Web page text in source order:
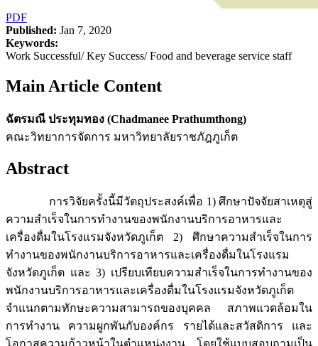
PDF
Published: Jan 7, 2020
Keywords:
Work Successful/ Key Success/ Food and beverage service staff
Main Article Content
ฉัตรมณี ประทุมทอง (Chadmanee Prathumthong)
คณะวิทยาการจัดการ มหาวิทยาลัยราชภัฎภูเก็ต
Abstract
การวิจัยครั้งนี้มีวัตถุประสงค์เพื่อ 1) ศึกษาปัจจัยสาเหตุสู่
ความสำเร็จในการทำงานของพนักงานบริการอาหารและ
เครื่องดื่มในโรงแรมจังหวัดภูเก็ต 2) ศึกษาความสำเร็จในการ
ทำงานของพนักงานบริการอาหารและเครื่องดื่มในโรงแรม
จังหวัดภูเก็ต และ 3) เปรียบเทียบความสำเร็จในการทำงานของ
พนักงานบริการอาหารและเครื่องดื่มในโรงแรมจังหวัดภูเก็ต
จำแนกตามทักษะความสามารถของบุคคล สภาพแวดล้อมใน
การทำงาน ความผูกพันกับองค์กร รายได้และสวัสดิการ และ